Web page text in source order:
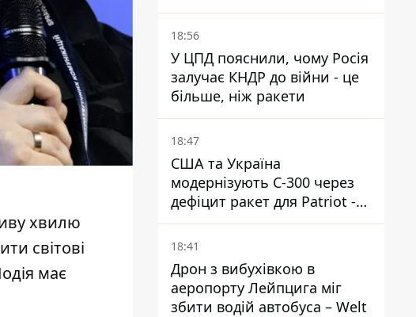
хвилю
світові
має
символіки" - Навроцький
18:56
У ЦПД пояснили, чому Росія
залучає КНДР до війни - це
більше, ніж ракети
18:47
США та Україна
модернізують С-300 через
дефіцит ракет для Patriot -
ЗМІ
18:41
Дрон з вибухівкою в
аеропорту Лейпцига міг
збити водій автобуса – Welt